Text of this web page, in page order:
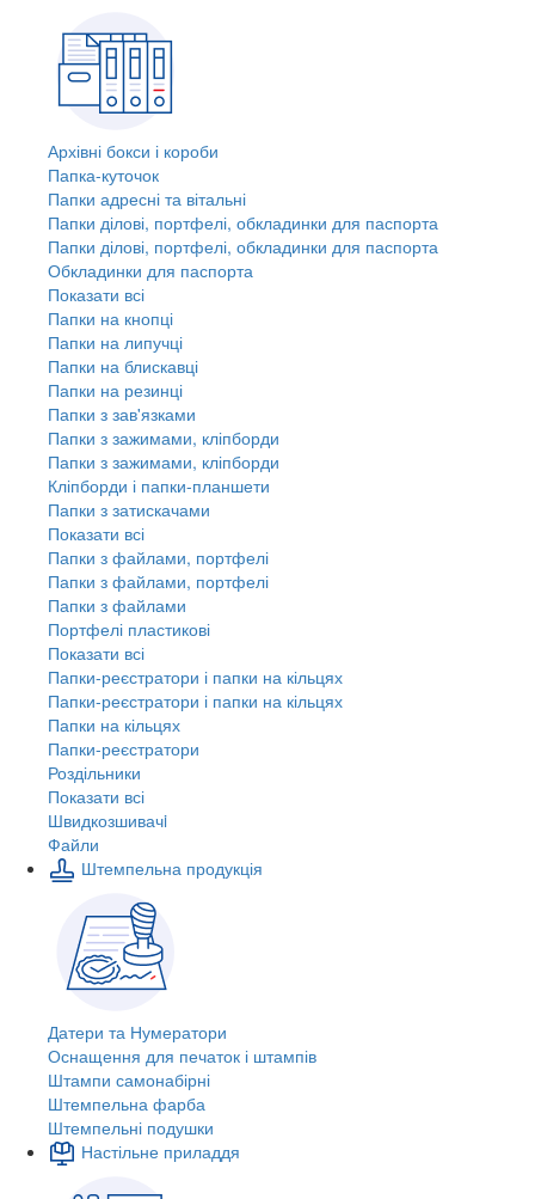
Архівні бокси і короби
Папка-куточок
Папки адресні та вітальні
Папки ділові, портфелі, обкладинки для паспорта
Папки ділові, портфелі, обкладинки для паспорта
Обкладинки для паспорта
Показати всі
Папки на кнопці
Папки на липучці
Папки на блискавці
Папки на резинці
Папки з зав'язками
Папки з зажимами, кліпборди
Папки з зажимами, кліпборди
Кліпборди і папки-планшети
Папки з затискачами
Показати всі
Папки з файлами, портфелі
Папки з файлами, портфелі
Папки з файлами
Портфелі пластикові
Показати всі
Папки-реєстратори і папки на кільцях
Папки-реєстратори і папки на кільцях
Папки на кільцях
Папки-реєстратори
Роздільники
Показати всі
Швидкозшивачi
Файли
Штемпельна продукція
Датери та Нумератори
Оснащення для печаток і штампів
Штампи самонабірні
Штемпельна фарба
Штемпельні подушки
Настільне приладдя